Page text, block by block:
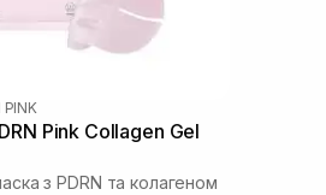
PINK
Pink Collagen Gel
з PDRN та колагеном